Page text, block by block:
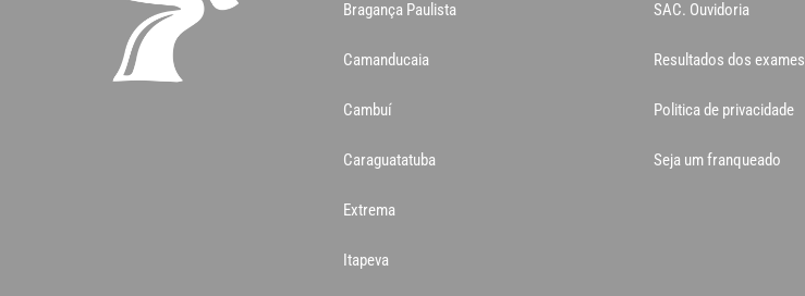
Bragança Paulista
Camanducaia
Cambuí
Caraguatatuba
Extrema
Itapeva
SAC. Ouvidoria
Resultados dos exames
Politica de privacidade
Seja um franqueado